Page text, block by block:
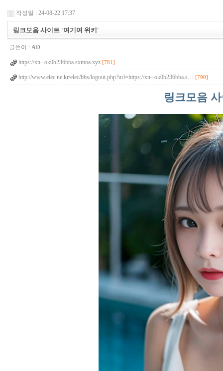
작성일 : 24-08-22 17:37
링크모음 사이트 '여기여 위키'
글쓴이 : AD
https://xn--ok0b236bba.sxmoa.xyz [781]
http://www.elec.ne.kr/elec/bbs/logout.php?url=https://xn--ok0b236bba.s… [790]
링크모음